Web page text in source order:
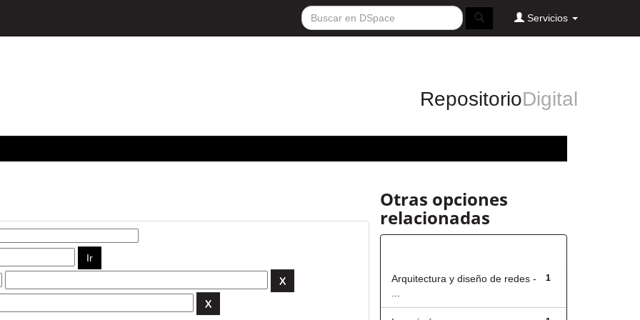
Servicios
RepositorioDigital
Otras opciones
relacionadas
1
Arquitectura y diseño de redes -